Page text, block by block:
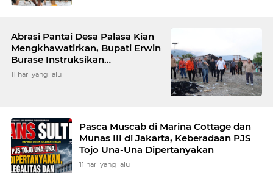
Abrasi Pantai Desa Palasa Kian
Mengkhawatirkan, Bupati Erwin
Burase Instruksikan
Penanganan Cepat
11 hari yang lalu
Pasca Muscab di Marina Cottage dan
Munas III di Jakarta, Keberadaan PJS
Tojo Una-Una Dipertanyakan
11 hari yang lalu